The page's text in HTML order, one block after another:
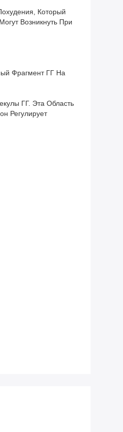
Который
Возникнуть При
Фрагмент ГГ На
ГГ. Эта Область
Регулирует